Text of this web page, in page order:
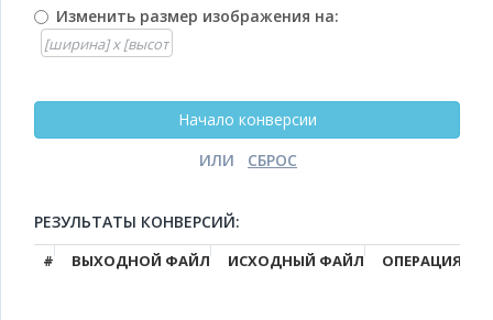
Изменить размер изображения на:
ИЛИ
РЕЗУЛЬТАТЫ КОНВЕРСИЙ:
# ВЫХОДНОЙ ФАЙЛ ИСХОДНЫЙ ФАЙЛ ОПЕРАЦИЯ